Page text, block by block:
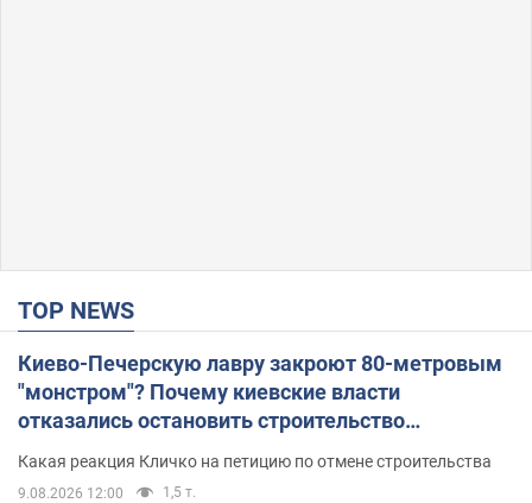
TOP NEWS
Киево-Печерскую лавру закроют 80-метровым
"монстром"? Почему киевские власти
отказались остановить строительство
Какая реакция Кличко на петицию по отмене строительства
9.08.2026 12:00 1,5 т.